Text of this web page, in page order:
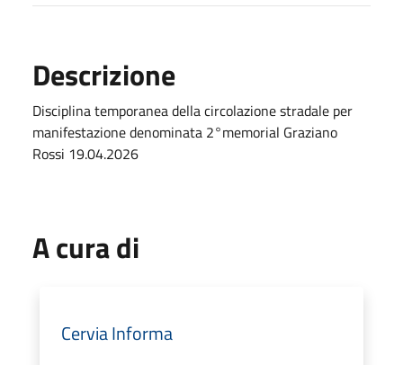
Descrizione
Disciplina temporanea della circolazione stradale per
manifestazione denominata 2°memorial Graziano
Rossi 19.04.2026
A cura di
Cervia Informa